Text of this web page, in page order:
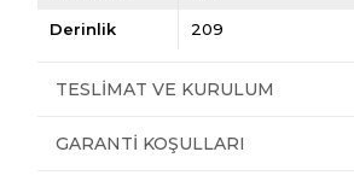
Derinlik 209
TESLIMAT VE KURULUM
GARANTI KOŞULLARI